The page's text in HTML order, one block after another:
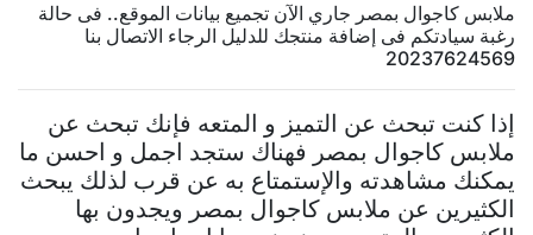
ملابس كاجوال بمصر جاري الآن تجميع بيانات الموقع.. فى حالة
رغبة سيادتكم فى إضافة منتجك للدليل الرجاء الاتصال بنا
20237624569
إذا كنت تبحث عن التميز و المتعه فإنك تبحث عن
ملابس كاجوال بمصر فهناك ستجد اجمل و احسن ما
يمكنك مشاهدته والإستمتاع به عن قرب لذلك يبحث
الكثيرين عن ملابس كاجوال بمصر ويجدون بها